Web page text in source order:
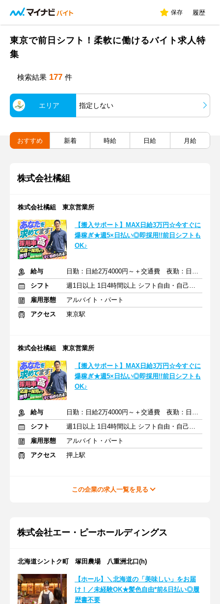
保存 履歴
東京で前日シフト！柔軟に働けるバイト求人特
集
検索結果 177 件
エリア 指定しない
おすすめ 新着 時給 日給 月給
株式会社橘組
株式会社橘組 東京営業所
【搬入サポート】MAX日給3万円☆今すぐに
爆稼ぎ★週5×日払い◎即採用!!前日シフトも
OK♪
給与
日勤：日給2万4000円～＋交通費 夜勤：日給3万円～＋交通費
シフト
週1日以上 1日4時間以上 シフト自由・自己申告
雇用形態
アルバイト・パート
アクセス
東京駅
株式会社橘組 東京営業所
【搬入サポート】MAX日給3万円☆今すぐに
爆稼ぎ★週5×日払い◎即採用!!前日シフトも
OK♪
給与
日勤：日給2万4000円～＋交通費 夜勤：日給3万円～＋交通費
シフト
週1日以上 1日4時間以上 シフト自由・自己申告
雇用形態
アルバイト・パート
アクセス
押上駅
この企業の求人一覧を見る
株式会社エー・ピーホールディングス
北海道シントク町 塚田農場 八重洲北口(h)
【ホール】＼北海道の「美味しい」をお届
け！／未経験OK★髪色自由*前&日払い◎履
歴書不要